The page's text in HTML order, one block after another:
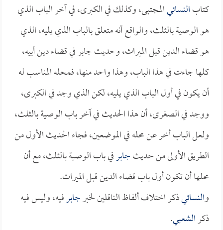
كتابالنسائيالمجتبى، وكذلك في الكبرى، في آخر الباب الذي
هو الوصية بالثلث، والواقع أنه متعلق بالباب الذي يليه، الذي
هو قضاء الدين قبل الميراث، وحديث جابر في قضاء دين أبيه،
كلها جاءت في هذا الباب، وهذا واحد منها، فمحله المناسب له
أن يكون في أول الباب الذي يليه، لكن الذي وجد في الكبرى،
ووجد في الصغرى، أن هذا الحديث في آخر باب الوصية بالثلث،
ولعل الباب أخر عن محله في الموضعين، فجاء الحديث الأول من
الطريق الأولى من حديثجابرفي باب الوصية بالثلث، مع أن
محلها أن تكون أول باب قضاء الدين قبل الميراث.
والنسائيذكر اختلاف ألفاظ الناقلين لخبرجابرفيه، وليس فيه
ذكرالشعبي.